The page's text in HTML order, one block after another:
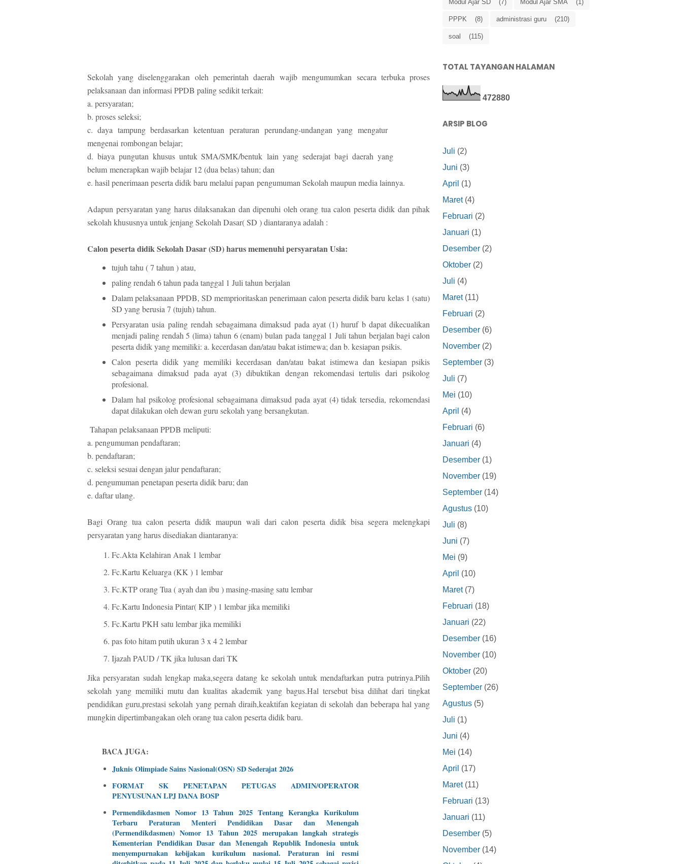
Sekolah yang diselenggarakan oleh pemerintah daerahwajib mengumumkan secara terbuka proses
pelaksanaan dan informasi PPDB paling sedikit terkait:
a. persyaratan;
b. proses seleksi;
c. daya tampung berdasarkan ketentuan peraturan perundang-undangan yang mengatur
mengenai rombongan belajar;
d. biaya pungutan khusus untuk SMA/SMK/bentuklain yang sederajat bagi daerah yang
belum menerapkan wajib belajar 12 (dua belas) tahun; dan
e. hasil penerimaan peserta didik baru melalui papan pengumuman Sekolah maupun media lainnya.
Adapun persyaratan yang harus dilaksanakan dan dipenuhi oleh orang tua calon peserta didik dan pihak
sekolah khususnya untuk jenjang Sekolah Dasar( SD ) diantaranya adalah :
Calon peserta didik Sekolah Dasar (SD) harus memenuhi persyaratan Usia:
tujuh tahu ( 7 tahun ) atau,
paling rendah 6 tahun pada tanggal 1 Juli tahun berjalan
Dalam pelaksanaan PPDB, SD memprioritaskan penerimaan calon peserta didik baru kelas 1 (satu)
SD yang berusia 7 (tujuh) tahun.
Persyaratan usia paling rendah sebagaimana dimaksud pada ayat (1) huruf b dapat dikecualikan
menjadi paling rendah 5 (lima) tahun 6 (enam) bulan pada tanggal 1 Juli tahun berjalan bagi calon
peserta didik yang memiliki: a. kecerdasan dan/atau bakat istimewa; dan b. kesiapan psikis.
Calon peserta didik yang memiliki kecerdasan dan/atau bakat istimewa dan kesiapan psikis
sebagaimana dimaksud pada ayat (3) dibuktikan dengan rekomendasi tertulis dari psikolog
profesional.
Dalam hal psikolog profesional sebagaimana dimaksud pada ayat (4) tidak tersedia, rekomendasi
dapat dilakukan oleh dewan guru sekolah yang bersangkutan.
Tahapan pelaksanaan PPDB meliputi:
a. pengumuman pendaftaran;
b. pendaftaran;
c. seleksi sesuai dengan jalur pendaftaran;
d. pengumuman penetapan peserta didik baru; dan
e. daftar ulang.
Bagi Orang tua calon peserta didik maupun wali dari calon peserta didik bisa segera melengkapi
persyaratan yang harus disediakan diantaranya:
Fc.Akta Kelahiran Anak 1 lembar
Fc.Kartu Keluarga (KK ) 1 lembar
Fc.KTP orang Tua ( ayah dan ibu ) masing-masing satu lembar
Fc.Kartu Indonesia Pintar( KIP ) 1 lembar jika memiliki
Fc.Kartu PKH satu lembar jika memiliki
pas foto hitam putih ukuran 3 x 4 2 lembar
Ijazah PAUD / TK jika lulusan dari TK
Jika persyaratan sudah lengkap maka,segera datang ke sekolah untuk mendaftarkan putra putrinya.Pilih
sekolah yang memiliki mutu dan kualitas akademik yang bagus.Hal tersebut bisa dilihat dari tingkat
pendidikan guru,prestasi sekolah yang pernah diraih,keaktifan kegiatan di sekolah dan beberapa hal yang
mungkin dipertimbangakan oleh orang tua calon peserta didik baru.
BACA JUGA:
Juknis Olimpiade Sains Nasional(OSN) SD Sederajat 2026
FORMAT SK PENETAPAN PETUGAS ADMIN/OPERATOR
PENYUSUNAN LPJ DANA BOSP
Permendikdasmen Nomor 13 Tahun 2025 Tentang Kerangka Kurikulum
Terbaru Peraturan Menteri Pendidikan Dasar dan Menengah
(Permendikdasmen) Nomor 13 Tahun 2025 merupakan langkah strategis
Kementerian Pendidikan Dasar dan Menengah Republik Indonesia untuk
menyempurnakan kebijakan kurikulum nasional. Peraturan ini resmi
Modul Ajar SD (7) Modul Ajar SMA (1)
PPPK (8) administrasi guru (210)
soal (115)
TOTAL TAYANGAN HALAMAN
472880
ARSIP BLOG
Juli (2)
Juni (3)
April (1)
Maret(4)
Februari (2)
Januari (1)
Desember (2)
Oktober (2)
Juli (4)
Maret(11)
Februari (2)
Desember (6)
November (2)
September (3)
Juli (7)
Mei (10)
April (4)
Februari (6)
Januari (4)
Desember (1)
November (19)
September (14)
Agustus (10)
Juli (8)
Juni (7)
Mei (9)
April (10)
Maret(7)
Februari (18)
Januari (22)
Desember (16)
November (10)
Oktober (20)
September (26)
Agustus (5)
Juli (1)
Juni (4)
Mei (14)
April (17)
Maret(11)
Februari (13)
Januari (11)
Desember (5)
November (14)